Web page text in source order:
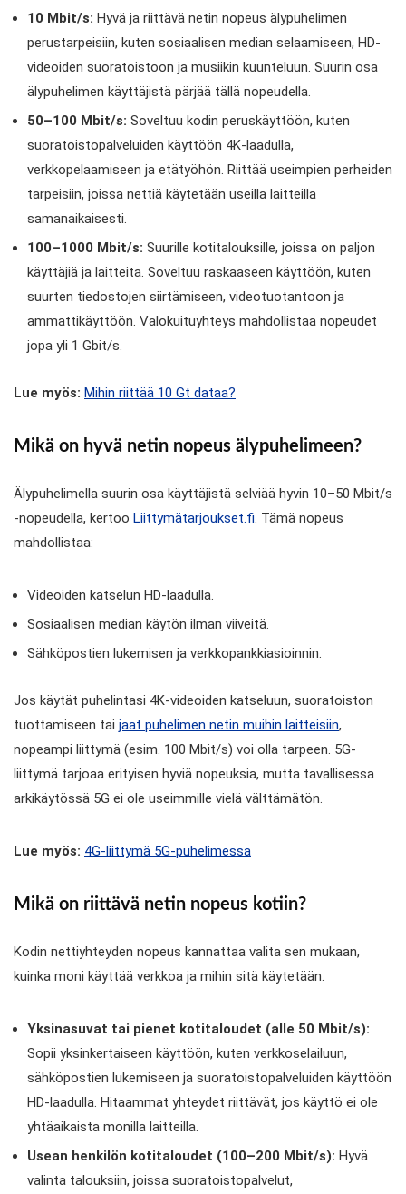
10 Mbit/s: Hyvä ja riittävä netin nopeus älypuhelimen
perustarpeisiin, kuten sosiaalisen median selaamiseen, HD-
videoiden suoratoistoon ja musiikin kuunteluun. Suurin osa
älypuhelimen käyttäjistä pärjää tällä nopeudella.
50–100 Mbit/s: Soveltuu kodin peruskäyttöön, kuten
suoratoistopalveluiden käyttöön 4K-laadulla,
verkkopelaamiseen ja etätyöhön. Riittää useimpien perheiden
tarpeisiin, joissa nettiä käytetään useilla laitteilla
samanaikaisesti.
100–1000 Mbit/s: Suurille kotitalouksille, joissa on paljon
käyttäjiä ja laitteita. Soveltuu raskaaseen käyttöön, kuten
suurten tiedostojen siirtämiseen, videotuotantoon ja
ammattikäyttöön. Valokuituyhteys mahdollistaa nopeudet
jopa yli 1 Gbit/s.
Lue myös: Mihin riittää 10 Gt dataa?
Mikä on hyvä netin nopeus älypuhelimeen?
Älypuhelimella suurin osa käyttäjistä selviää hyvin 10–50 Mbit/s
-nopeudella, kertoo Liittymätarjoukset.fi. Tämä nopeus
mahdollistaa:
Videoiden katselun HD-laadulla.
Sosiaalisen median käytön ilman viiveitä.
Sähköpostien lukemisen ja verkkopankkiasioinnin.
Jos käytät puhelintasi 4K-videoiden katseluun, suoratoiston
tuottamiseen tai jaat puhelimen netin muihin laitteisiin,
nopeampi liittymä (esim. 100 Mbit/s) voi olla tarpeen. 5G-
liittymä tarjoaa erityisen hyviä nopeuksia, mutta tavallisessa
arkikäytössä 5G ei ole useimmille vielä välttämätön.
Lue myös: 4G-liittymä 5G-puhelimessa
Mikä on riittävä netin nopeus kotiin?
Kodin nettiyhteyden nopeus kannattaa valita sen mukaan,
kuinka moni käyttää verkkoa ja mihin sitä käytetään.
Yksinasuvat tai pienet kotitaloudet (alle 50 Mbit/s):
Sopii yksinkertaiseen käyttöön, kuten verkkoselailuun,
sähköpostien lukemiseen ja suoratoistopalveluiden käyttöön
HD-laadulla. Hitaammat yhteydet riittävät, jos käyttö ei ole
yhtäaikaista monilla laitteilla.
Usean henkilön kotitaloudet (100–200 Mbit/s): Hyvä
valinta talouksiin, joissa suoratoistopalvelut,